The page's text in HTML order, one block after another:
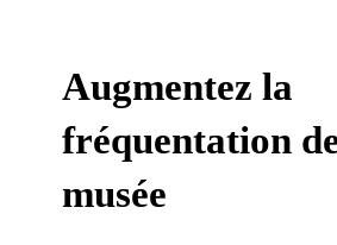
Augmentez la
fréquentation
musée